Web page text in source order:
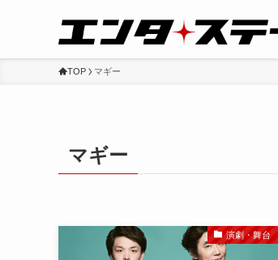
TOP マギー
マギー
演劇・舞台